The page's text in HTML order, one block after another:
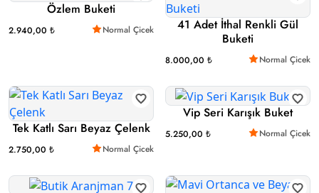
Özlem Buketi
2.940,00 ₺ Normal Çicek
41 Adet İthal Renkli Gül
Buketi
8.000,00 ₺ Normal Çicek
Tek Katlı Sarı Beyaz Çelenk
2.750,00 ₺ Normal Çicek
Vip Seri Karışık Buket
5.250,00 ₺ Normal Çicek